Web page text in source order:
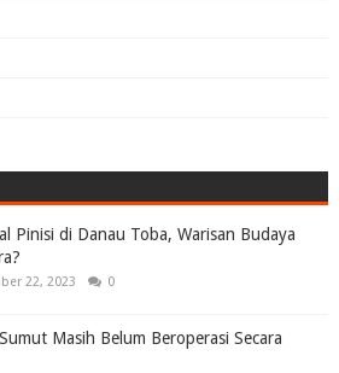
Pinisi di Danau Toba, Warisan Budaya
22, 2023 0
Masih Belum Beroperasi Secara